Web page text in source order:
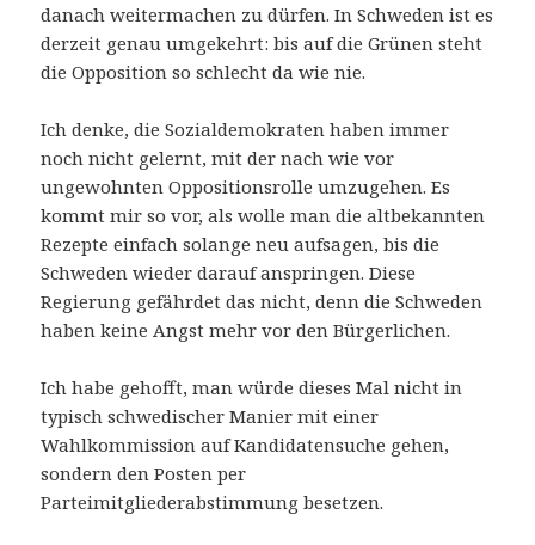
danach weitermachen zu dürfen. In Schweden ist es
derzeit genau umgekehrt: bis auf die Grünen steht
die Opposition so schlecht da wie nie.
Ich denke, die Sozialdemokraten haben immer
noch nicht gelernt, mit der nach wie vor
ungewohnten Oppositionsrolle umzugehen. Es
kommt mir so vor, als wolle man die altbekannten
Rezepte einfach solange neu aufsagen, bis die
Schweden wieder darauf anspringen. Diese
Regierung gefährdet das nicht, denn die Schweden
haben keine Angst mehr vor den Bürgerlichen.
Ich habe gehofft, man würde dieses Mal nicht in
typisch schwedischer Manier mit einer
Wahlkommission auf Kandidatensuche gehen,
sondern den Posten per
Parteimitgliederabstimmung besetzen.